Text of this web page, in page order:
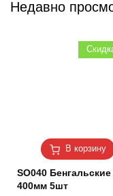
Недавно
В корзину
SO040 Бенгальские
400мм 5шт